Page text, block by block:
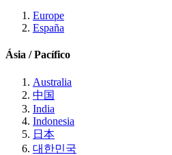
Europe
España
Ásia / Pacífico
Australia
中国
India
Indonesia
日本
대한민국